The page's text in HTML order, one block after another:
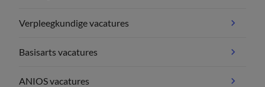
Verpleegkundige vacatures
Basisarts vacatures
ANIOS vacatures